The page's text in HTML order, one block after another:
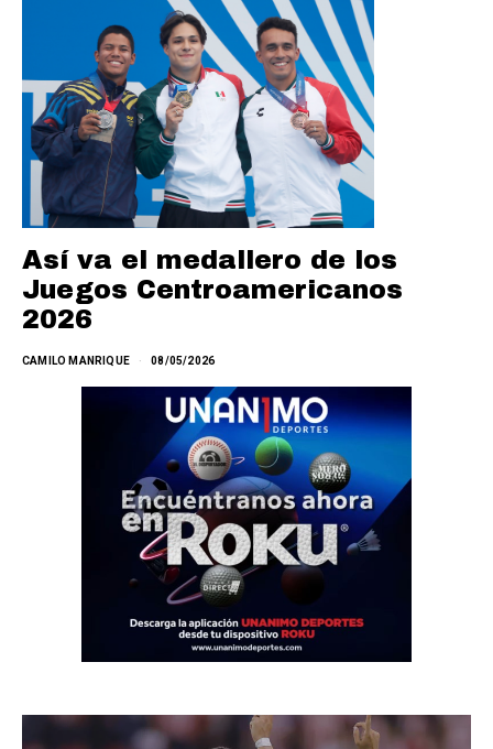
Así va el medallero de los
Juegos Centroamericanos
2026
CAMILO MANRIQUE 08/05/2026